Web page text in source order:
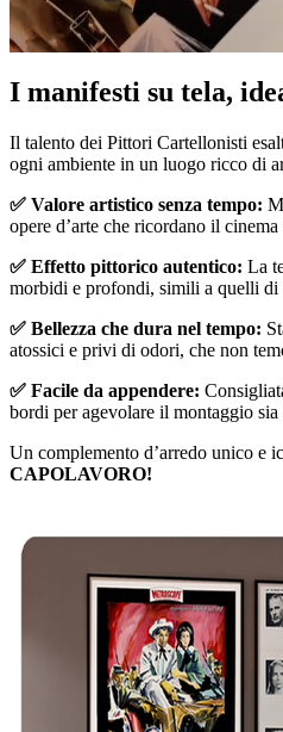
I manifesti su tela,
Il talento dei Pittori Cartellonisti
ogni ambiente in un luogo ricco di
✅ Valore artistico senza tempo:
opere d’arte che ricordano il cinema
✅ Effetto pittorico autentico: La
morbidi e profondi, simili a quelli
✅ Bellezza che dura nel tempo:
atossici e privi di odori, che non
✅ Facile da appendere:
bordi per agevolare il montaggio
Un complemento d’arredo unico e
CAPOLAVORO!